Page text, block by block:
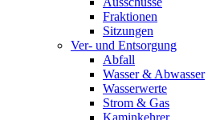
Fraktionen
Sitzungen
Ver- und Entsorgung
Abfall
Wasser & Abwasser
Wasserwerte
Strom & Gas
Kaminkehrer